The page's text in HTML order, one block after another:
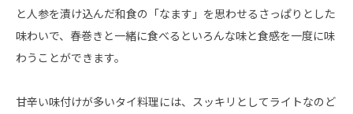
と人参を漬け込んだ和食の「なます」を思わせるさっぱりとした
味わいで、春巻きと一緒に食べるといろんな味と食感を一度に味
わうことができます。
甘辛い味付けが多いタイ料理には、スッキリとしてライトなのど